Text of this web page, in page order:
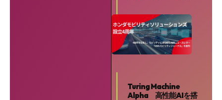
Turing Machine
Alpha 高性能AIを搭